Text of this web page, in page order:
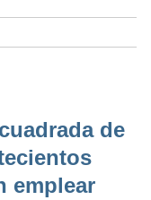
de
emplear